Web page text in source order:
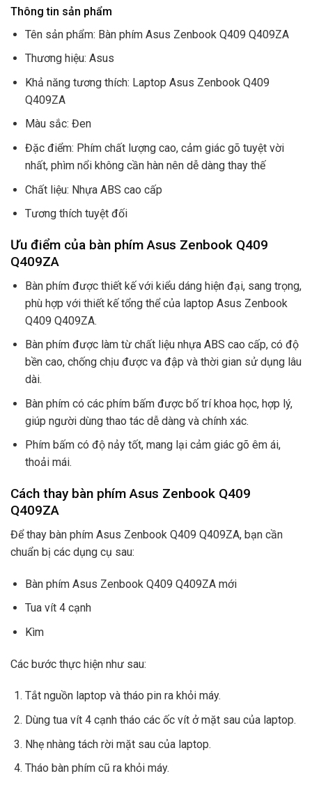
Thông tin sản phẩm
Tên sản phẩm: Bàn phím Asus Zenbook Q409 Q409ZA
Thương hiệu: Asus
Khả năng tương thích: Laptop Asus Zenbook Q409
Q409ZA
Màu sắc: Đen
Đặc điểm: Phím chất lượng cao, cảm giác gõ tuyệt vời
nhất, phìm nổi không cần hàn nên dễ dàng thay thế
Chất liệu: Nhựa ABS cao cấp
Tương thích tuyệt đối
Ưu điểm của bàn phím Asus Zenbook Q409
Q409ZA
Bàn phím được thiết kế với kiểu dáng hiện đại, sang trọng,
phù hợp với thiết kế tổng thể của laptop Asus Zenbook
Q409 Q409ZA.
Bàn phím được làm từ chất liệu nhựa ABS cao cấp, có độ
bền cao, chống chịu được va đập và thời gian sử dụng lâu
dài.
Bàn phím có các phím bấm được bố trí khoa học, hợp lý,
giúp người dùng thao tác dễ dàng và chính xác.
Phím bấm có độ nảy tốt, mang lại cảm giác gõ êm ái,
thoải mái.
Cách thay bàn phím Asus Zenbook Q409
Q409ZA
Để thay bàn phím Asus Zenbook Q409 Q409ZA, bạn cần
chuẩn bị các dụng cụ sau:
Bàn phím Asus Zenbook Q409 Q409ZA mới
Tua vít 4 cạnh
Kìm
Các bước thực hiện như sau:
Tắt nguồn laptop và tháo pin ra khỏi máy.
Dùng tua vít 4 cạnh tháo các ốc vít ở mặt sau của laptop.
Nhẹ nhàng tách rời mặt sau của laptop.
Tháo bàn phím cũ ra khỏi máy.